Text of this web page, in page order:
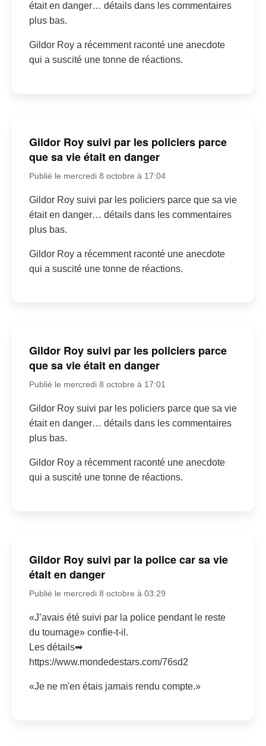
était en danger… détails dans les commentaires
plus bas.
Gildor Roy a récemment raconté une anecdote
qui a suscité une tonne de réactions.
Gildor Roy suivi par les policiers parce
que sa vie était en danger
Publié le mercredi 8 octobre à 17:04
Gildor Roy suivi par les policiers parce que sa vie
était en danger… détails dans les commentaires
plus bas.
Gildor Roy a récemment raconté une anecdote
qui a suscité une tonne de réactions.
Gildor Roy suivi par les policiers parce
que sa vie était en danger
Publié le mercredi 8 octobre à 17:01
Gildor Roy suivi par les policiers parce que sa vie
était en danger… détails dans les commentaires
plus bas.
Gildor Roy a récemment raconté une anecdote
qui a suscité une tonne de réactions.
Gildor Roy suivi par la police car sa vie
était en danger
Publié le mercredi 8 octobre à 03:29
«J’avais été suivi par la police pendant le reste
du tournage» confie-t-il.
Les détails➡
https://www.mondedestars.com/76sd2
«Je ne m'en étais jamais rendu compte.»